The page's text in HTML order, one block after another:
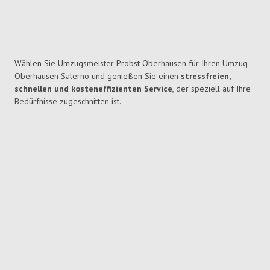
Wählen Sie Umzugsmeister Probst Oberhausen für Ihren Umzug
Oberhausen Salerno und genießen Sie einen stressfreien,
schnellen und kosteneffizienten Service, der speziell auf Ihre
Bedürfnisse zugeschnitten ist.